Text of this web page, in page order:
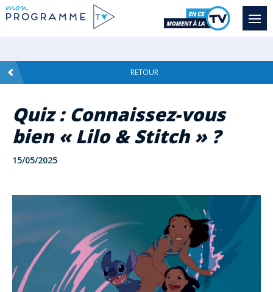
RETOUR
Quiz : Connaissez-vous
bien « Lilo & Stitch » ?
15/05/2025